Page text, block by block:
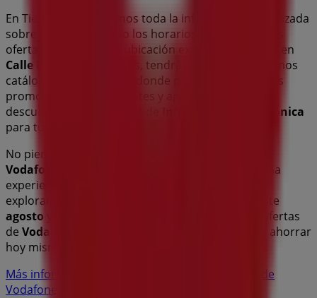
En Tiendeo te ofrecemos toda la información actualizada
sobre
, como los horarios de apertura, las
ofertas exclusivas y la ubicación exacta de la tienda en
Calle Mayor, 48
. Además, tendrás acceso a los últimos
catálogos de
, donde podrás descubrir las
promociones más recientes y aprovechar grandes
descuentos en productos de
Informática y Electrónica
para tus compras en
No pierdas la oportunidad de visitar la tienda de
Vodafone
para disfrutar de una
experiencia de compra completa. Te invitamos a
explorar las promociones que tenemos para ti este
agosto y mantenerte informado de las mejores ofertas
de Vodafone
. ¡Visítanos y empieza a ahorrar
hoy mismo!
Más información de Vodafone
Ver otras tiendas de
Vodafone en Alcorcón